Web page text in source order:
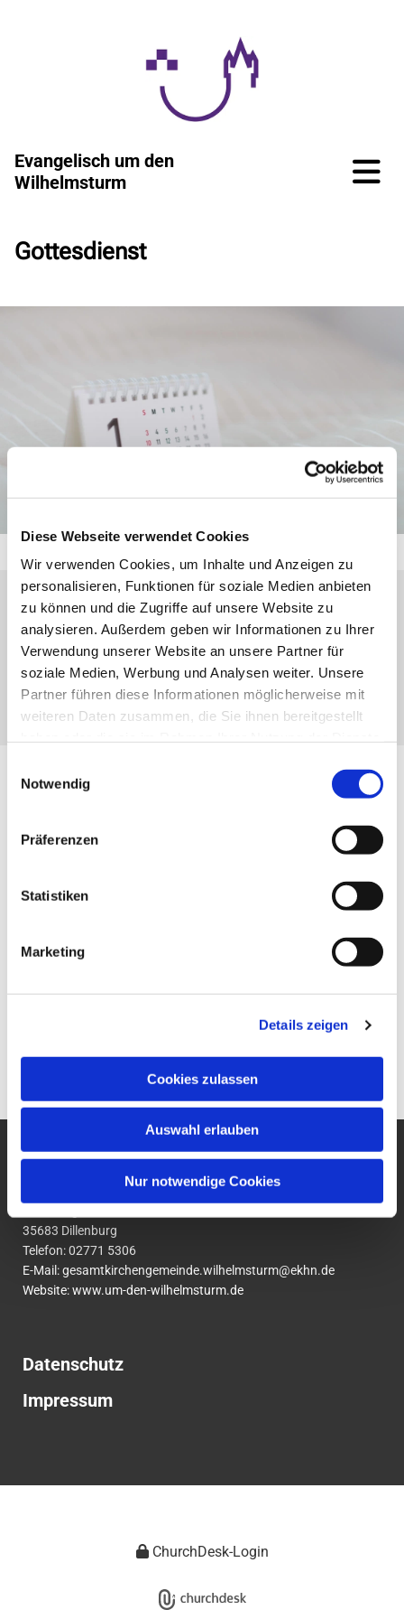
Diese Webseite verwendet Cookies
Wir verwenden Cookies, um Inhalte und Anzeigen zu
personalisieren, Funktionen für soziale Medien anbieten
zu können und die Zugriffe auf unsere Website zu
analysieren. Außerdem geben wir Informationen zu Ihrer
Verwendung unserer Website an unsere Partner für
soziale Medien, Werbung und Analysen weiter. Unsere
Partner führen diese Informationen möglicherweise mit
weiteren Daten zusammen, die Sie ihnen bereitgestellt
Notwendig
Präferenzen
Statistiken
Marketing
Details zeigen
Cookies zulassen
Auswahl erlauben
Nur notwendige Cookies
Evangelisch um den
Wilhelmsturm
Gottesdienst
Sonntag, 7. März 2027, 10:45 Uhr
Eibach, Kirchberg, 35689 Dillenburg-
Eibach
um den Wilhelmsturm
35683 Dillenburg
Telefon:02771 5306
E-Mail:gesamtkirchengemeinde.wilhelmsturm@ekhn.de
Website: www.um-den-wilhelmsturm.de
Datenschutz
Impressum
ChurchDesk-Login